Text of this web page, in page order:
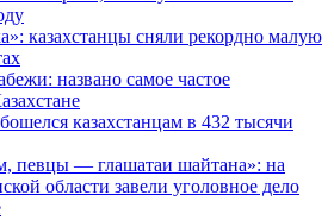
казахстанцы сняли рекордно малую
названо самое частое
казахстанцам в 432 тысячи
певцы — глашатаи шайтана»: на
области завели уголовное дело